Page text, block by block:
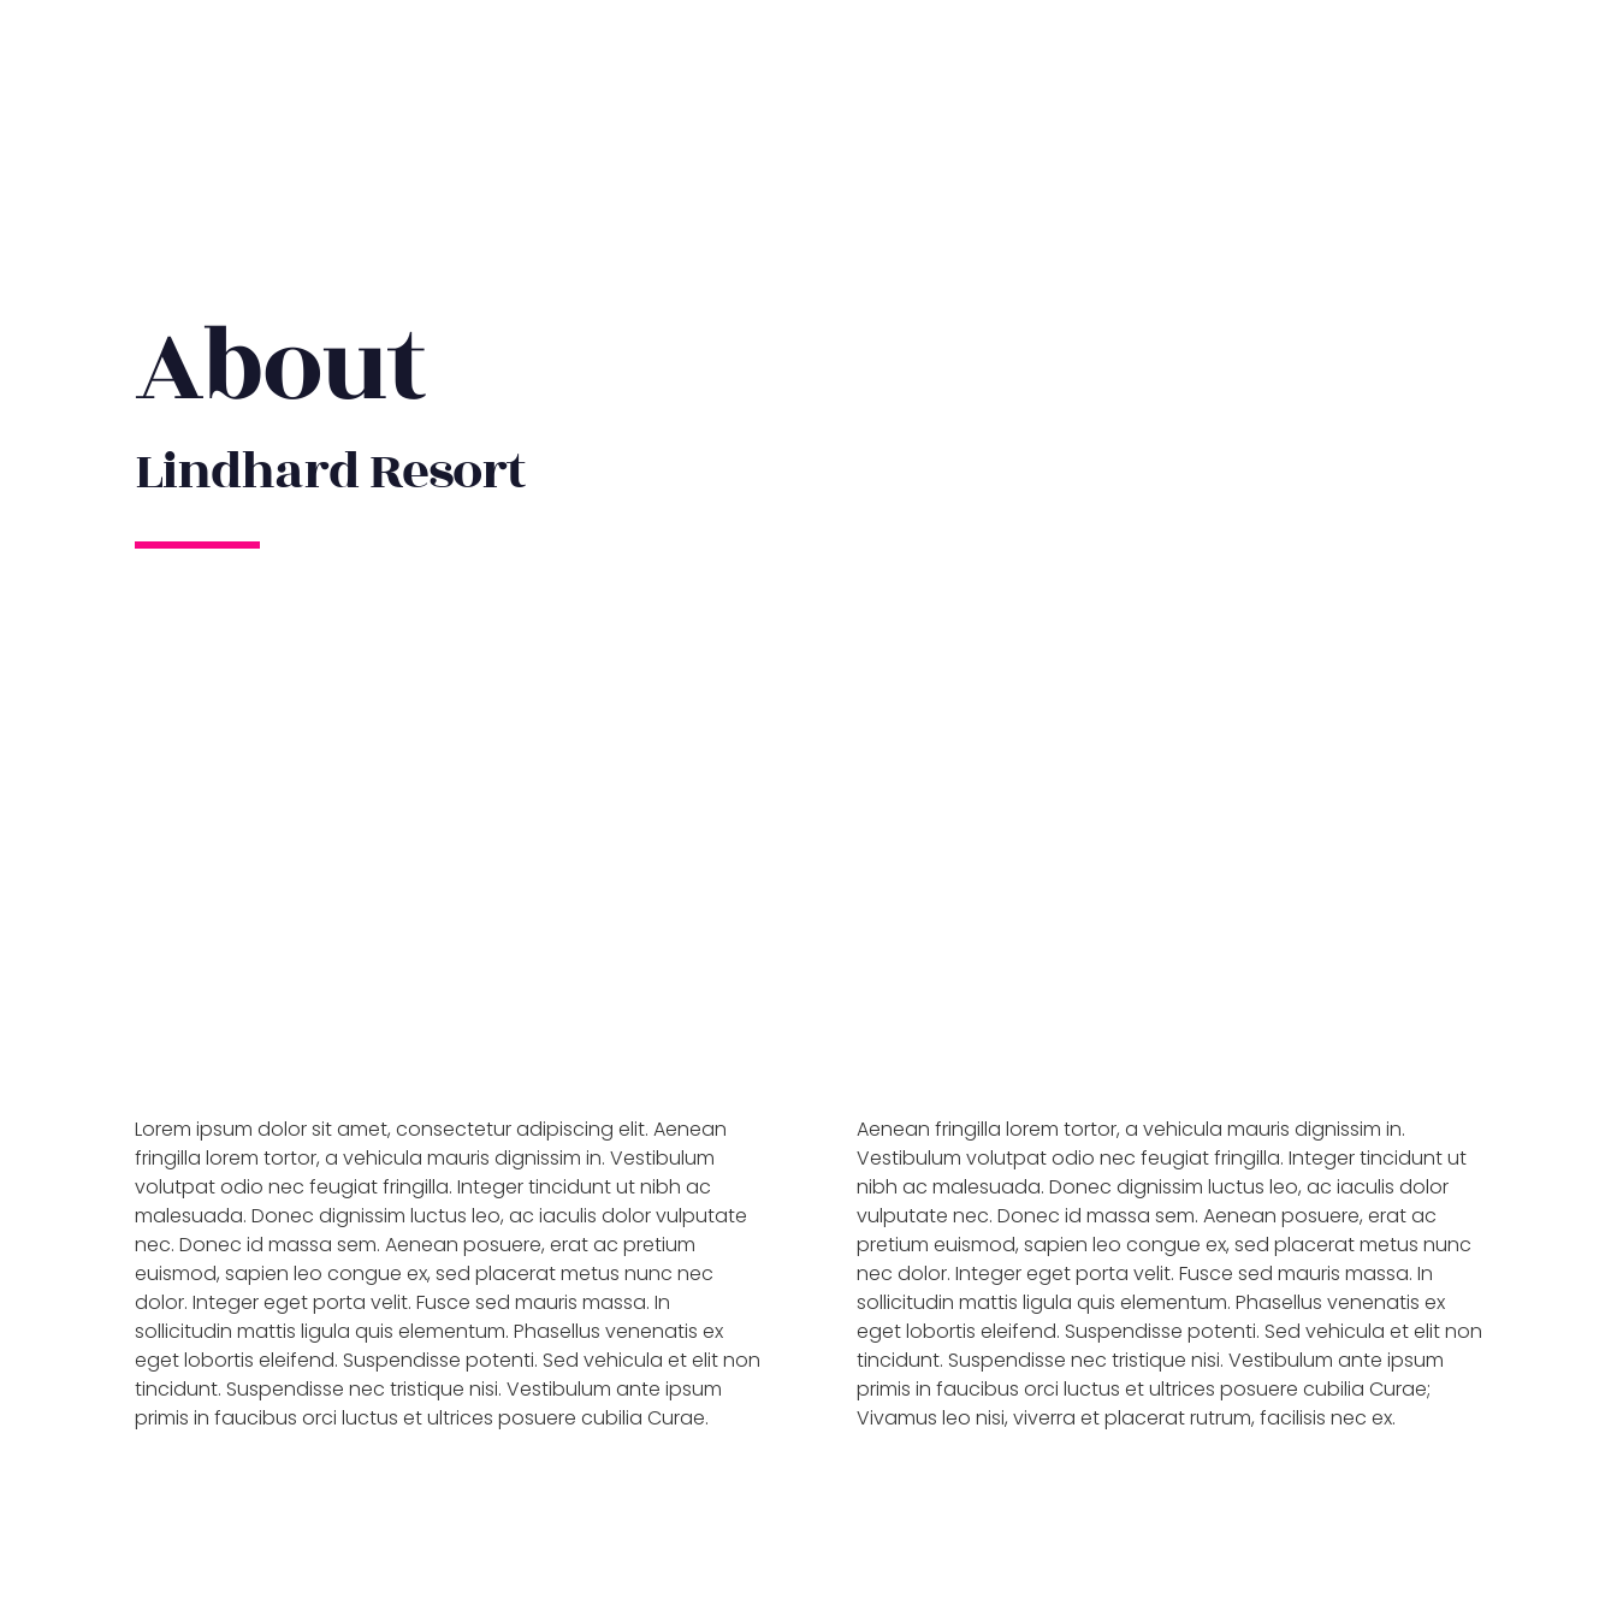
About
Lindhard Resort
Lorem ipsum dolor sit amet, consectetur adipiscing elit. Aenean
fringilla lorem tortor, a vehicula mauris dignissim in. Vestibulum
volutpat odio nec feugiat fringilla. Integer tincidunt ut nibh ac
malesuada. Donec dignissim luctus leo, ac iaculis dolor vulputate
nec. Donec id massa sem. Aenean posuere, erat ac pretium
euismod, sapien leo congue ex, sed placerat metus nunc nec
dolor. Integer eget porta velit. Fusce sed mauris massa. In
sollicitudin mattis ligula quis elementum. Phasellus venenatis ex
eget lobortis eleifend. Suspendisse potenti. Sed vehicula et elit non
tincidunt. Suspendisse nec tristique nisi. Vestibulum ante ipsum
primis in faucibus orci luctus et ultrices posuere cubilia Curae.
Aenean fringilla lorem tortor, a vehicula mauris dignissim in.
Vestibulum volutpat odio nec feugiat fringilla. Integer tincidunt ut
nibh ac malesuada. Donec dignissim luctus leo, ac iaculis dolor
vulputate nec. Donec id massa sem. Aenean posuere, erat ac
pretium euismod, sapien leo congue ex, sed placerat metus nunc
nec dolor. Integer eget porta velit. Fusce sed mauris massa. In
sollicitudin mattis ligula quis elementum. Phasellus venenatis ex
eget lobortis eleifend. Suspendisse potenti. Sed vehicula et elit non
tincidunt. Suspendisse nec tristique nisi. Vestibulum ante ipsum
primis in faucibus orci luctus et ultrices posuere cubilia Curae;
Vivamus leo nisi, viverra et placerat rutrum, facilisis nec ex.